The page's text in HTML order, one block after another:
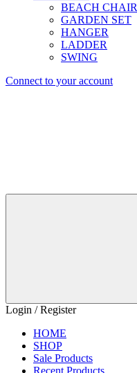
BEACH CHAIR
GARDEN SET
HANGER
LADDER
SWING
Connect to your account
Login / Register
HOME
SHOP
Sale Products
Recent Products